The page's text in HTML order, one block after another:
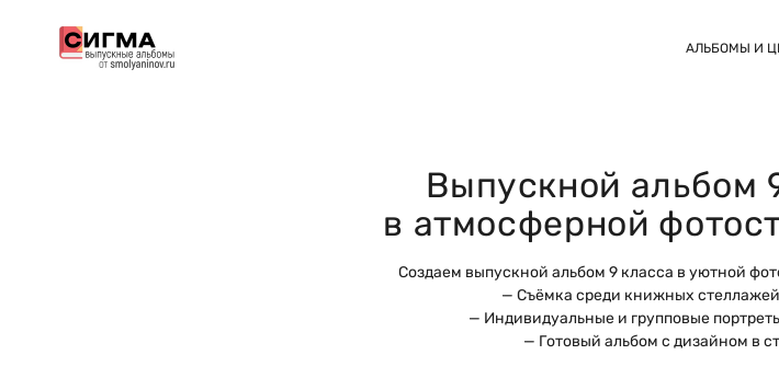
АЛЬБОМЫ И
Выпускной альбом
в атмосферной
Создаем выпускной альбом 9 класса в уютной
— Съёмка среди книжных
— Индивидуальные и групповые
— Готовый альбом с дизайном в